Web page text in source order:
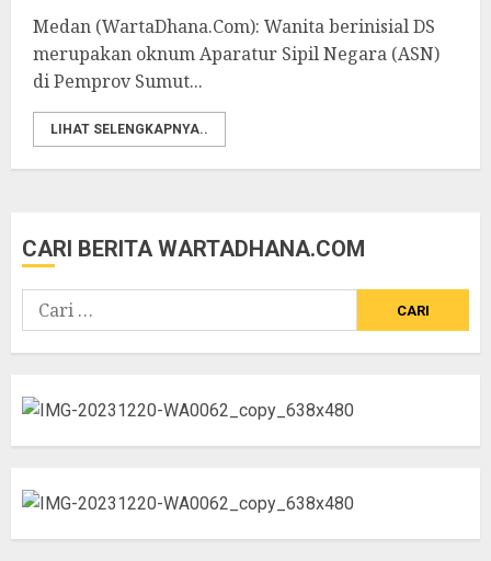
Medan (WartaDhana.Com): Wanita berinisial DS
merupakan oknum Aparatur Sipil Negara (ASN)
di Pemprov Sumut...
LIHAT SELENGKAPNYA..
CARI BERITA WARTADHANA.COM
Cari
untuk: